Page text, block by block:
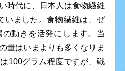
時代に、日本人は食物繊維
いました。食物繊維は、ぜ
動きを活発にします。当
量はいまよりも多くなりま
100グラム程度ですが、戦